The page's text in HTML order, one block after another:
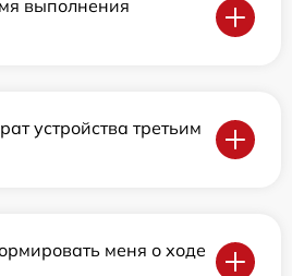
выполнения
устройства третьим
меня о ходе